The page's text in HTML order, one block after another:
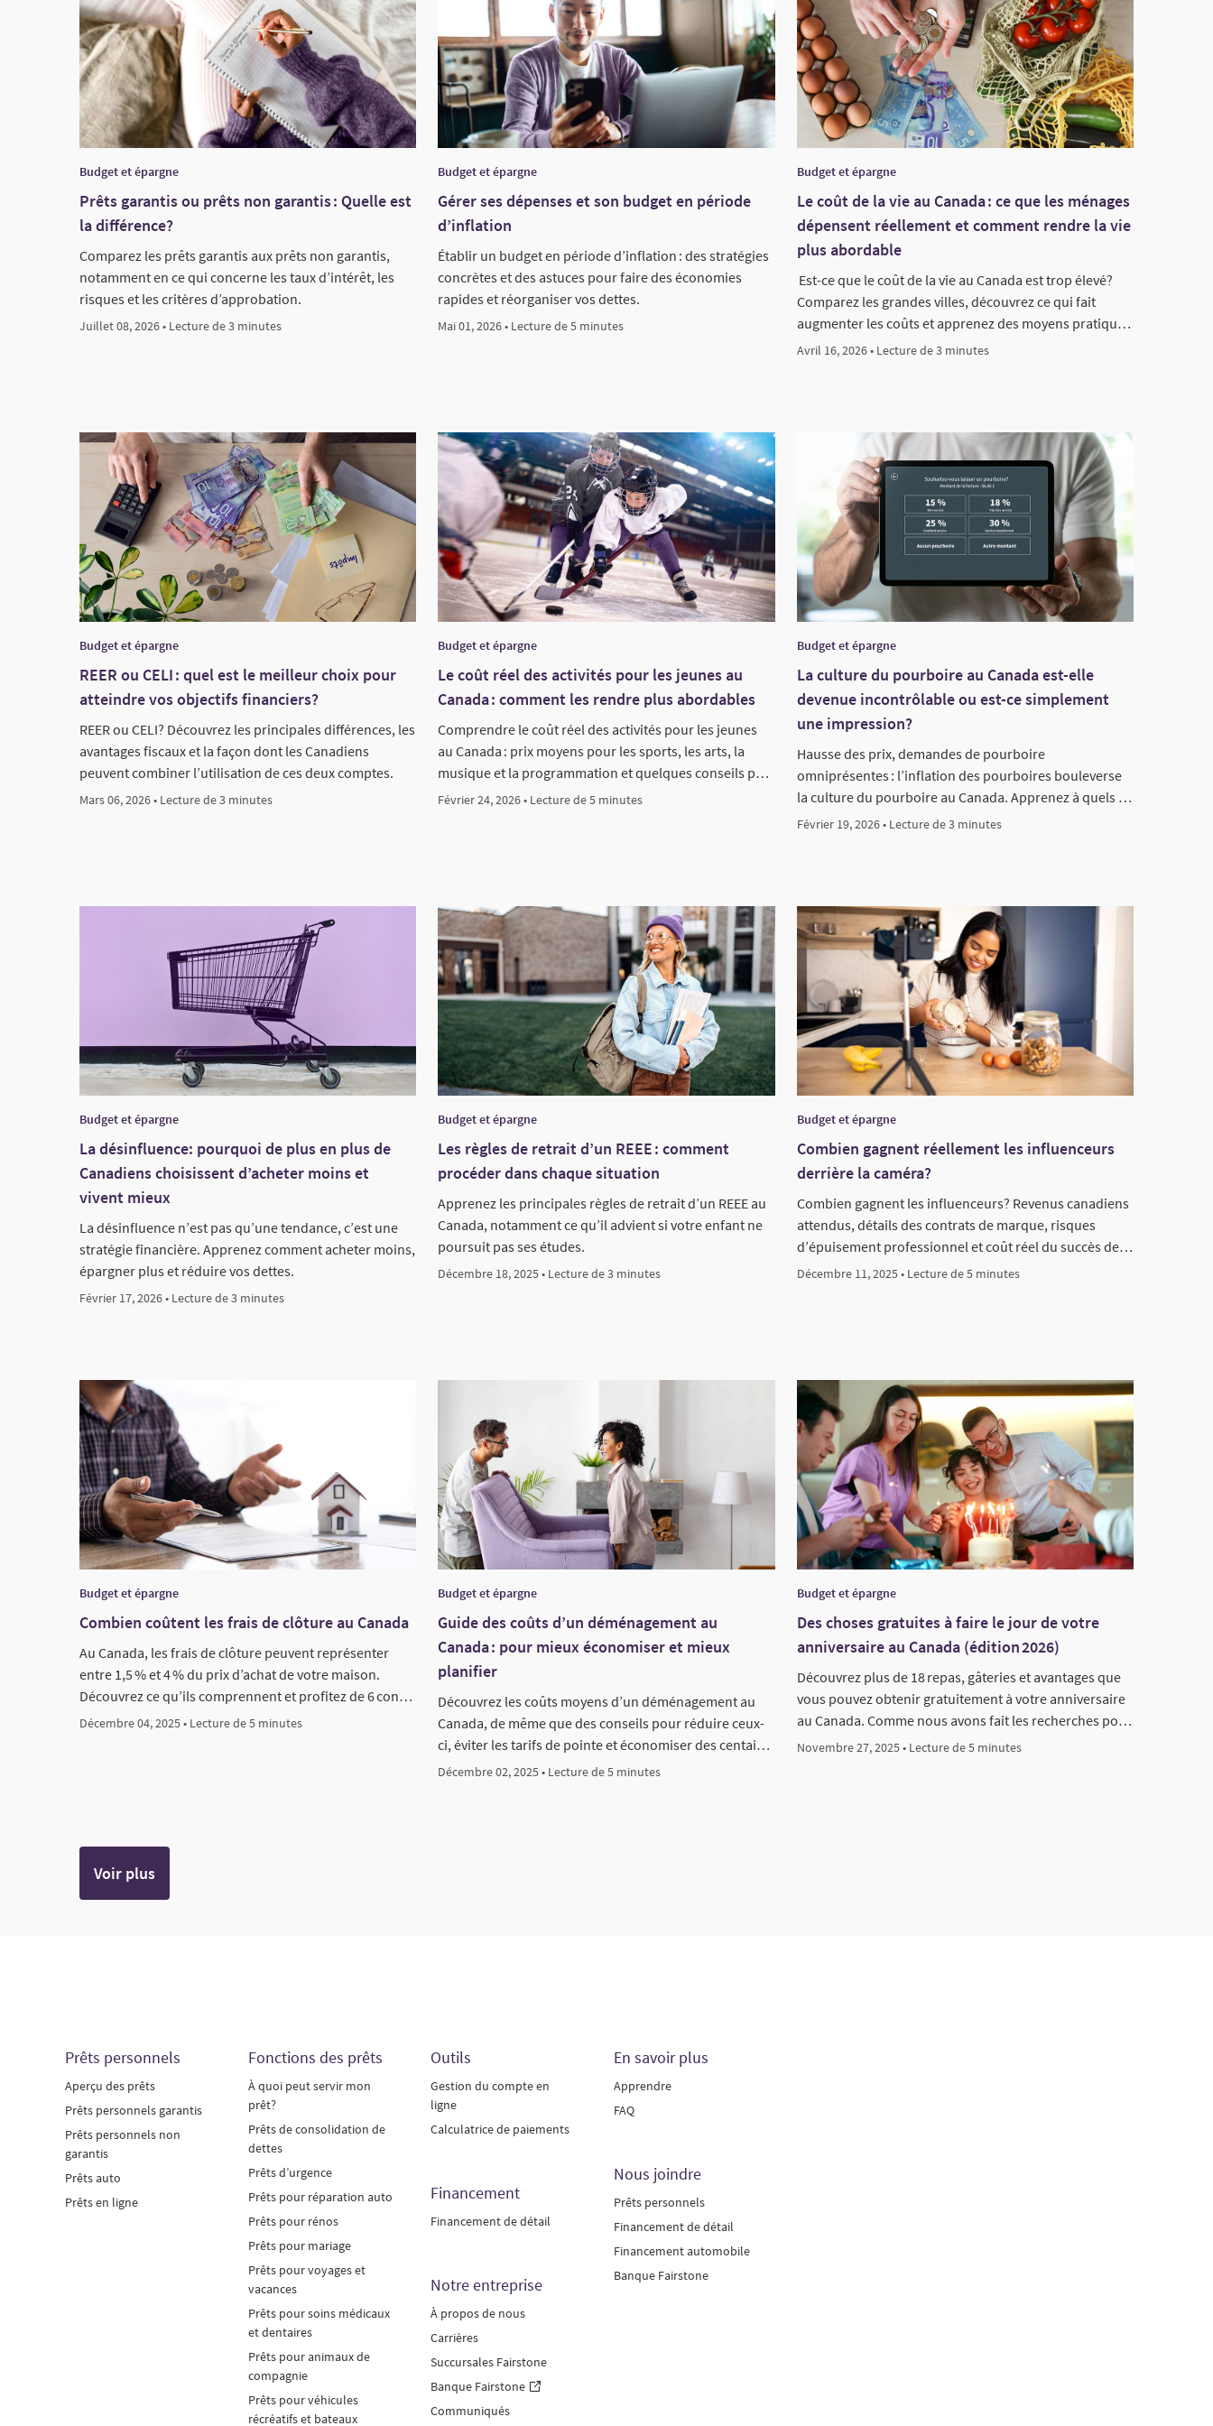
Budget et épargne
Prêts garantis ou prêts non garantis : Quelle est
la différence?
Comparez les prêts garantis aux prêts non garantis,
notamment en ce qui concerne les taux d’intérêt, les
risques et les critères d’approbation.
Juillet 08, 2026 • Lecture de 3 minutes
Budget et épargne
Gérer ses dépenses et son budget en période
d’inflation
Établir un budget en période d’inflation : des stratégies
concrètes et des astuces pour faire des économies
rapides et réorganiser vos dettes.
Mai 01, 2026 • Lecture de 5 minutes
Budget et épargne
Le coût de la vie au Canada : ce que les ménages
dépensent réellement et comment rendre la vie
plus abordable
Est-ce que le coût de la vie au Canada est trop élevé?
Comparez les grandes villes, découvrez ce qui fait
augmenter les coûts et apprenez des moyens pratiqu…
Avril 16, 2026 • Lecture de 3 minutes
Budget et épargne
REER ou CELI : quel est le meilleur choix pour
atteindre vos objectifs financiers?
REER ou CELI? Découvrez les principales différences, les
avantages fiscaux et la façon dont les Canadiens
peuvent combiner l’utilisation de ces deux comptes.
Mars 06, 2026 • Lecture de 3 minutes
Budget et épargne
Le coût réel des activités pour les jeunes au
Canada : comment les rendre plus abordables
Comprendre le coût réel des activités pour les jeunes
au Canada : prix moyens pour les sports, les arts, la
musique et la programmation et quelques conseils p…
Février 24, 2026 • Lecture de 5 minutes
Budget et épargne
La culture du pourboire au Canada est-elle
devenue incontrôlable ou est-ce simplement
une impression?
Hausse des prix, demandes de pourboire
omniprésentes : l’inflation des pourboires bouleverse
la culture du pourboire au Canada. Apprenez à quels …
Février 19, 2026 • Lecture de 3 minutes
Budget et épargne
La désinfluence: pourquoi de plus en plus de
Canadiens choisissent d’acheter moins et
vivent mieux
La désinfluence n’est pas qu’une tendance, c’est une
stratégie financière. Apprenez comment acheter moins,
épargner plus et réduire vos dettes.
Février 17, 2026 • Lecture de 3 minutes
Budget et épargne
Les règles de retrait d’un REEE : comment
procéder dans chaque situation
Apprenez les principales règles de retrait d’un REEE au
Canada, notamment ce qu’il advient si votre enfant ne
poursuit pas ses études.
Décembre 18, 2025 • Lecture de 3 minutes
Budget et épargne
Combien gagnent réellement les influenceurs
derrière la caméra?
Combien gagnent les influenceurs? Revenus canadiens
attendus, détails des contrats de marque, risques
d’épuisement professionnel et coût réel du succès de…
Décembre 11, 2025 • Lecture de 5 minutes
Budget et épargne
Combien coûtent les frais de clôture au Canada
Au Canada, les frais de clôture peuvent représenter
entre 1,5 % et 4 % du prix d’achat de votre maison.
Découvrez ce qu’ils comprennent et profitez de 6 con…
Décembre 04, 2025 • Lecture de 5 minutes
Budget et épargne
Guide des coûts d’un déménagement au
Canada : pour mieux économiser et mieux
planifier
Découvrez les coûts moyens d’un déménagement au
Canada, de même que des conseils pour réduire ceux-
ci, éviter les tarifs de pointe et économiser des centai…
Décembre 02, 2025 • Lecture de 5 minutes
Budget et épargne
Des choses gratuites à faire le jour de votre
anniversaire au Canada (édition 2026)
Découvrez plus de 18 repas, gâteries et avantages que
vous pouvez obtenir gratuitement à votre anniversaire
au Canada. Comme nous avons fait les recherches po…
Novembre 27, 2025 • Lecture de 5 minutes
Voir plus
Prêts personnels
Aperçu des prêts
Prêts personnels garantis
Prêts personnels non
garantis
Prêts auto
Prêts en ligne
Fonctions des prêts
À quoi peut servir mon
prêt?
Prêts de consolidation de
dettes
Prêts d’urgence
Prêts pour réparation auto
Prêts pour rénos
Prêts pour mariage
Prêts pour voyages et
vacances
Prêts pour soins médicaux
et dentaires
Prêts pour animaux de
compagnie
Prêts pour véhicules
récréatifs et bateaux
Outils
Gestion du compte en
ligne
Calculatrice de paiements
Financement
Financement de détail
Notre entreprise
À propos de nous
Carrières
Succursales Fairstone
Banque Fairstone
Communiqués
En savoir plus
Apprendre
FAQ
Nous joindre
Prêts personnels
Financement de détail
Financement automobile
Banque Fairstone